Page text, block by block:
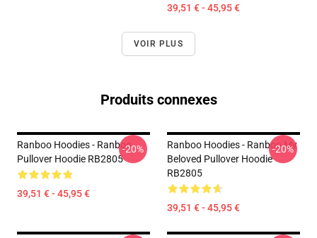
39,51 € - 45,95 €
VOIR PLUS
Produits connexes
Ranboo Hoodies - Ranboo
Pullover Hoodie RB2805
39,51 € - 45,95 €
-20%
Ranboo Hoodies - Ranboo My
Beloved Pullover Hoodie
RB2805
39,51 € - 45,95 €
-20%